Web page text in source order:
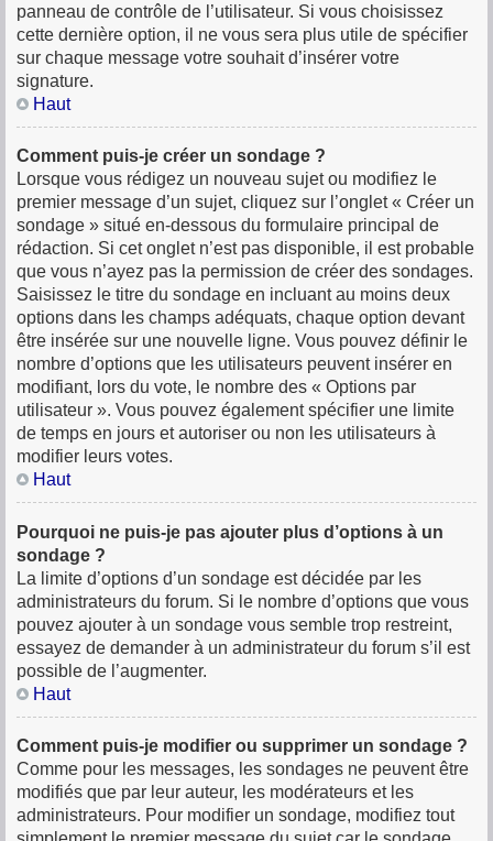
panneau de contrôle de l’utilisateur. Si vous choisissez
cette dernière option, il ne vous sera plus utile de spécifier
sur chaque message votre souhait d’insérer votre
signature.
Haut
Comment puis-je créer un sondage ?
Lorsque vous rédigez un nouveau sujet ou modifiez le
premier message d’un sujet, cliquez sur l’onglet « Créer un
sondage » situé en-dessous du formulaire principal de
rédaction. Si cet onglet n’est pas disponible, il est probable
que vous n’ayez pas la permission de créer des sondages.
Saisissez le titre du sondage en incluant au moins deux
options dans les champs adéquats, chaque option devant
être insérée sur une nouvelle ligne. Vous pouvez définir le
nombre d’options que les utilisateurs peuvent insérer en
modifiant, lors du vote, le nombre des « Options par
utilisateur ». Vous pouvez également spécifier une limite
de temps en jours et autoriser ou non les utilisateurs à
modifier leurs votes.
Haut
Pourquoi ne puis-je pas ajouter plus d’options à un
sondage ?
La limite d’options d’un sondage est décidée par les
administrateurs du forum. Si le nombre d’options que vous
pouvez ajouter à un sondage vous semble trop restreint,
essayez de demander à un administrateur du forum s’il est
possible de l’augmenter.
Haut
Comment puis-je modifier ou supprimer un sondage ?
Comme pour les messages, les sondages ne peuvent être
modifiés que par leur auteur, les modérateurs et les
administrateurs. Pour modifier un sondage, modifiez tout